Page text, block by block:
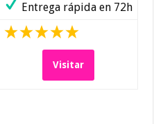
Entrega rápida en 72h
Visitar